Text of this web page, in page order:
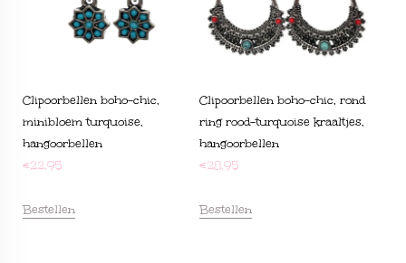
Clipoorbellen boho-chic,
minibloem turquoise,
hangoorbellen
€22,95
Bestellen
Clipoorbellen boho-chic, rond
ring rood-turquoise kraaltjes,
hangoorbellen
€28,95
Bestellen